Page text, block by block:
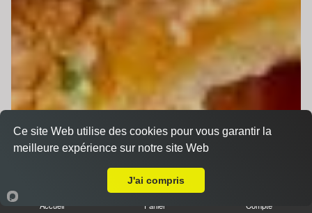
Accueil Panier Compte
Ce site Web utilise des cookies pour vous garantir la
meilleure expérience sur notre site Web
J'ai compris